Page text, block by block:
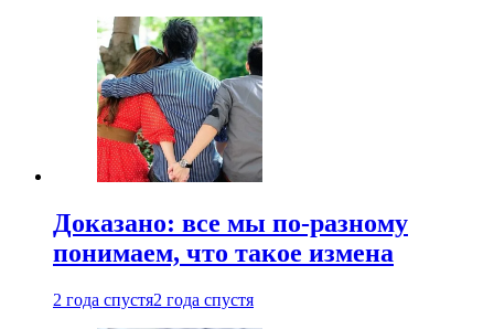
Доказано: все мы по-разному
понимаем, что такое измена
2 года спустя2 года спустя